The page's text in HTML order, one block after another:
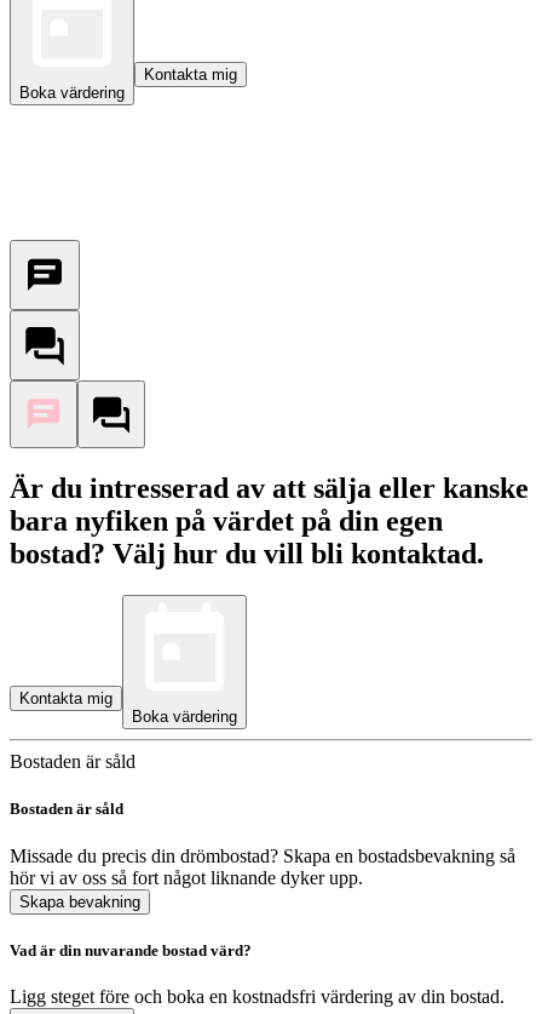
Boka värdering
Kontakta mig
Är du intresserad av att sälja eller kanske
bara nyfiken på värdet på din egen
bostad? Välj hur du vill bli kontaktad.
Kontakta mig
Boka värdering
Bostaden är såld
Bostaden är såld
Missade du precis din drömbostad? Skapa en bostadsbevakning så
hör vi av oss så fort något liknande dyker upp.
Skapa bevakning
Vad är din nuvarande bostad värd?
Ligg steget före och boka en kostnadsfri värdering av din bostad.